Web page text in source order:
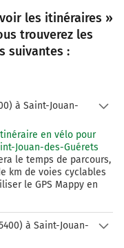
Avenue des Français
les itinéraires »
trouverez les
suivantes :
à Saint-Jouan-
en vélo pour
Jouan-des-Guérets
le temps de parcours,
km de voies cyclables
le GPS Mappy en
à Saint-Jouan-